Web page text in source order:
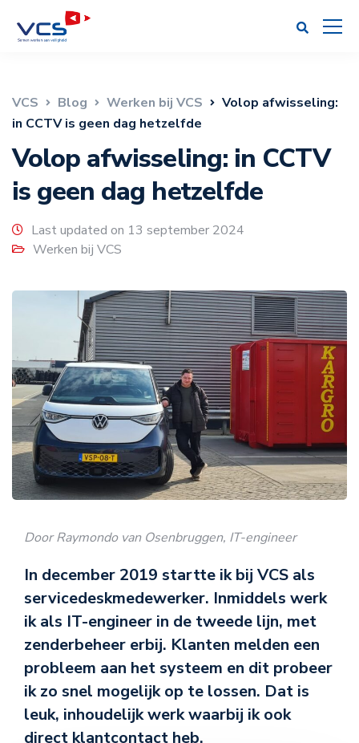
VCS Blog Werken bij VCS
Volop afwisseling:
in CCTV is geen dag hetzelfde
Volop afwisseling: in CCTV
is geen dag hetzelfde
Last updated on 13 september 2024
Werken bij VCS
Door Raymondo van Osenbruggen, IT-engineer
In december 2019 startte ik bij VCS als
servicedeskmedewerker. Inmiddels werk
ik als IT-engineer in de tweede lijn, met
zenderbeheer erbij. Klanten melden een
probleem aan het systeem en dit probeer
ik zo snel mogelijk op te lossen. Dat is
leuk, inhoudelijk werk waarbij ik ook
direct klantcontact heb.